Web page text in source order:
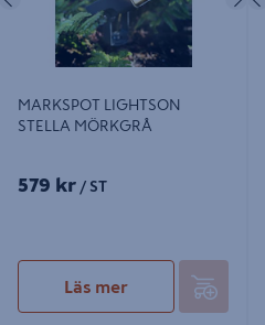
MARKSPOT LIGHTSON
STELLA MÖRKGRÅ
579 kr / ST
Läs mer